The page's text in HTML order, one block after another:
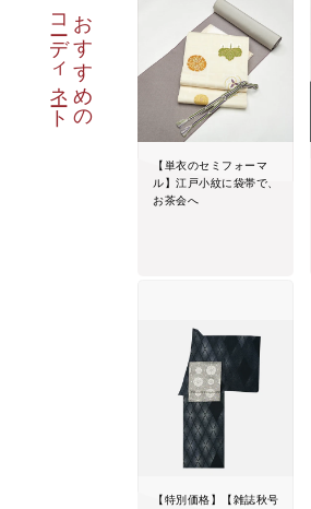
おすすめの
コーディネート
【単衣のセミフォーマ
ル】江戸小紋に袋帯で、
お茶会へ
【特別価格】【雑誌秋号